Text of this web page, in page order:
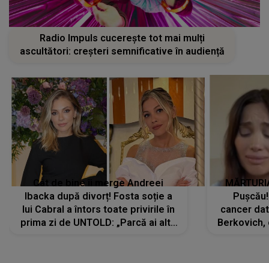
Radio Impuls cucerește tot mai mulți
ascultători: creșteri semnificative în audiență
Cât de bine îi merge Andreei
Ibacka după divorț! Fosta soție a
lui Cabral a întors toate privirile în
prima zi de UNTOLD: „Parcă ai altă
cancer
Berkovich,